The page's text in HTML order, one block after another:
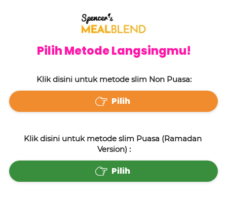
Pilih Metode Langsingmu!
Klik disini untuk metode slim Non Puasa:
` Pilih
Klik disini untuk metode slim Puasa (Ramadan
Version) :
` Pilih